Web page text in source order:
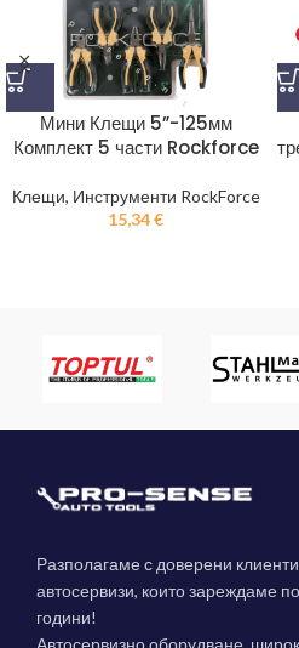
Мини Клещи 5”-125мм
Комплект 5 части Rockforce
Клещи, Инструменти RockForce
15,34€
Разполагаме с доверени
автосервизи, които зареждаме
години!